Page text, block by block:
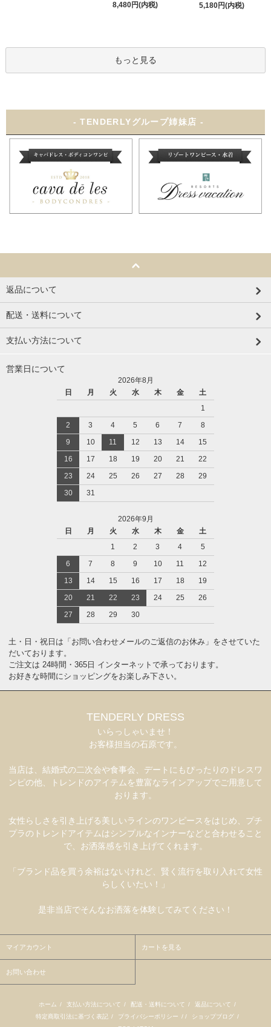
8,480円(内税)
5,180円(内税)
もっと見る
- TENDERLYグループ姉妹店 -
返品について
配送・送料について
支払い方法について
営業日について
2026年8月
日
月 火 水 木 金
土
1
2
3 4 5 6 7
8
9
10 11 12 13 14
15
16
17 18 19 20 21
22
23
24 25 26 27 28
29
30
31
2026年9月
日
月 火 水 木 金
土
1
2 3 4
5
6
7 8 9 10 11
12
13
14 15 16 17 18
19
20
21 22 23 24 25
26
27
28 29 30
土・日・祝日は「お問い合わせメールのご返信のお休み」をさせていた
だいております。
ご注文は 24時間・365日 インターネットで承っております。
お好きな時間にショッピングをお楽しみ下さい。
TENDERLY DRESS
いらっしゃいませ！
お客様担当の石原です。
当店は、結婚式の二次会や食事会、デートにもぴったりのドレスワ
ンピの他、トレンドのアイテムを豊富なラインアップでご用意して
おります。
女性らしさを引き上げる美しいラインのワンピースをはじめ、プチ
プラのトレンドアイテムはシンプルなインナーなどと合わせること
で、お洒落感を引き上げてくれます。
「ブランド品を買う余裕はないけれど、賢く流行を取り入れて女性
らしくいたい！」
是非当店でそんなお洒落を体験してみてください！
マイアカウント カートを見る
お問い合わせ
ホーム / 支払い方法について / 配送・送料について / 返品について /
特定商取引法に基づく表記 / プライバシーポリシー / / ショップブログ /